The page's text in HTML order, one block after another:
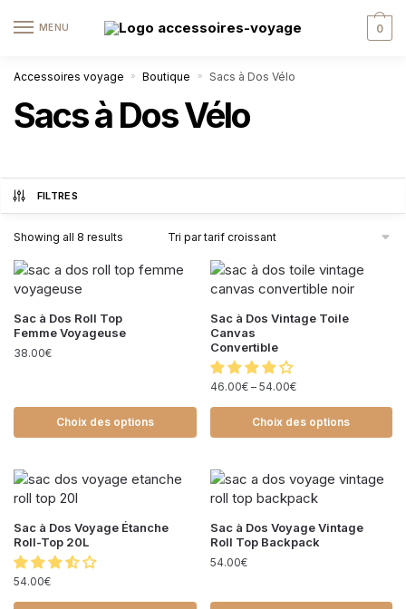
MENU 0
Accessoires voyage » Boutique » Sacs à Dos Vélo
Sacs à Dos Vélo
FILTRES
Showing all 8 results
Sac à Dos Roll Top
Femme Voyageuse
38.00€
Choix des options
Sac à Dos Vintage Toile
Canvas
Convertible
46.00€– 54.00€
Choix des options
Sac à Dos Voyage Étanche
Roll-Top 20L
54.00€
Sac à Dos Voyage Vintage
Roll Top Backpack
54.00€